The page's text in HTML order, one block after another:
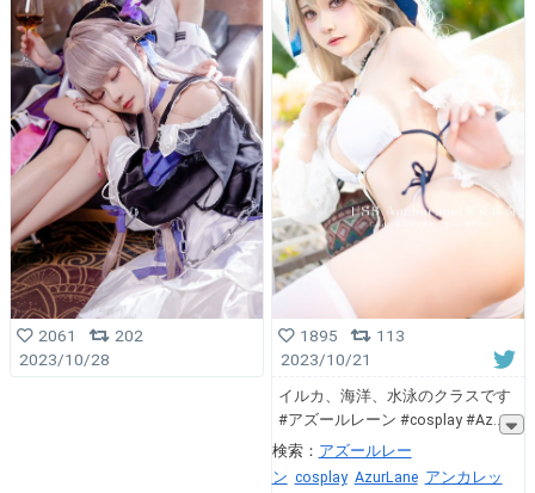
2061
202
2023/10/28
1895
113
2023/10/21
イルカ、海洋、水泳のクラスです
#アズールレーン #cosplay #Az
検索： アズールレー
ン cosplay AzurLane アンカレッ